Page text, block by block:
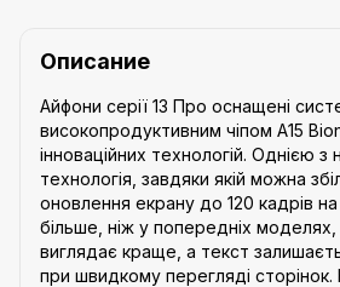
Описание
Айфони серії 13 Про оснащені
високопродуктивним чіпом A15
інноваційних технологій. Однією
технологія, завдяки якій можна
оновлення екрану до 120 кадрів на
більше, ніж у попередніх
виглядає краще, а текст
при швидкому перегляді сторінок.